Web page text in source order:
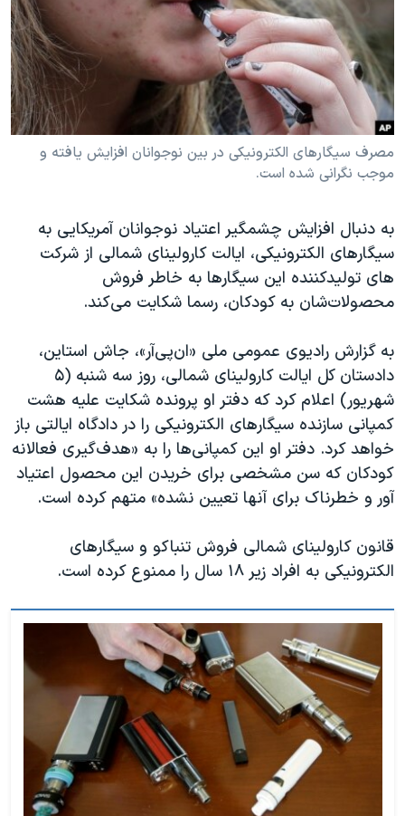
فرهنگ و زندگی
حقوق شهروندی
اقتصادی
علم و فناوری
اسرائیل در جنگ
گالری عکس
مستندها
انتخابات ریاست جمهوری آمریکا ۲۰۲۴
حمله جمهوری اسلامی به اسرائیل
رمز مهسا
ورزش زنان در ایران
اعتراضات زن، زندگی، آزادی
تریبونال مردمی آبان ۹۸
دادگاه حمید نوری
چهل سال گروگان‌گیری
قانون شفافیت دارائی کادر رهبری ایران
اعتراضات مردمی آبان ۹۸
اسرائیل در جنگ
نرگس محمدی برنده جایزه نوبل صلح
همایش محافظه‌کاران آمریکا «سی‌پک»
صفحه‌های ویژه
سفر پرزیدنت ترامپ به چین
دنبال کنید
زبانهای مختلف
مصرف سیگارهای الکترونیکی در بین نوجوانان افزایش یافته و
موجب نگرانی شده است.
به دنبال افزایش چشمگیر اعتیاد نوجوانان آمریکایی به
سیگارهای الکترونیکی، ایالت کارولینای شمالی از شرکت
های تولیدکننده این سیگارها به خاطر فروش
محصولات‌شان به کودکان، رسما شکایت می‌‌کند.
به گزارش رادیوی عمومی ملی «ان‌پی‌آر»، جاش استاین،
دادستان کل ایالت کارولینای شمالی، روز سه شنبه (۵
شهریور) اعلام کرد که دفتر او پرونده شکایت علیه هشت
کمپانی سازنده سیگارهای الکترونیکی را در دادگاه ایالتی باز
خواهد کرد. دفتر او این کمپانی‌‌ها را به «هدف‌گیری فعالانه
کودکان که سن مشخصی برای خریدن این محصول اعتیاد
آور و خطرناک برای آنها تعیین نشده» متهم کرده است.
قانون کارولینای شمالی فروش تنباکو و سیگارهای
الکترونیکی به افراد زیر ۱۸ سال را ممنوع کرده است.